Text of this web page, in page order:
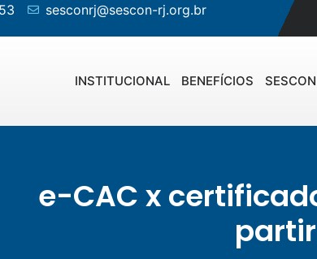
sesconrj@sescon-rj.org.br
INSTITUCIONAL BENEFÍCIOS
e-CAC x